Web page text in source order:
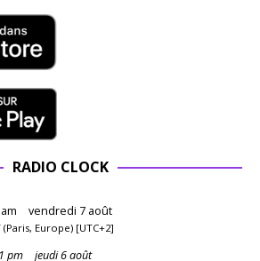
RADIO CLOCK
am vendredi 7 août
(Paris, Europe) [UTC+2]
pm jeudi 6 août